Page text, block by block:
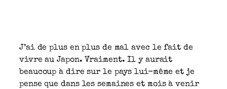
J’ai de plus en plus de mal avec le fait de
vivre au Japon. Vraiment. Il y aurait
beaucoup à dire sur le pays lui-même et je
pense que dans les semaines et mois à venir